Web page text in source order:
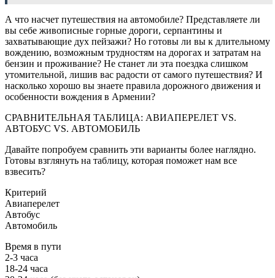
А что насчет путешествия на автомобиле? Представляете ли
вы себе живописные горные дороги, серпантины и
захватывающие дух пейзажи? Но готовы ли вы к длительному
вождению, возможным трудностям на дорогах и затратам на
бензин и проживание? Не станет ли эта поездка слишком
утомительной, лишив вас радости от самого путешествия? И
насколько хорошо вы знаете правила дорожного движения и
особенности вождения в Армении?
СРАВНИТЕЛЬНАЯ ТАБЛИЦА: АВИАПЕРЕЛЕТ VS.
АВТОБУС VS. АВТОМОБИЛЬ
Давайте попробуем сравнить эти варианты более наглядно.
Готовы взглянуть на таблицу, которая поможет нам все
взвесить?
Критерий
Авиаперелет
Автобус
Автомобиль
Время в пути
2-3 часа
18-24 часа